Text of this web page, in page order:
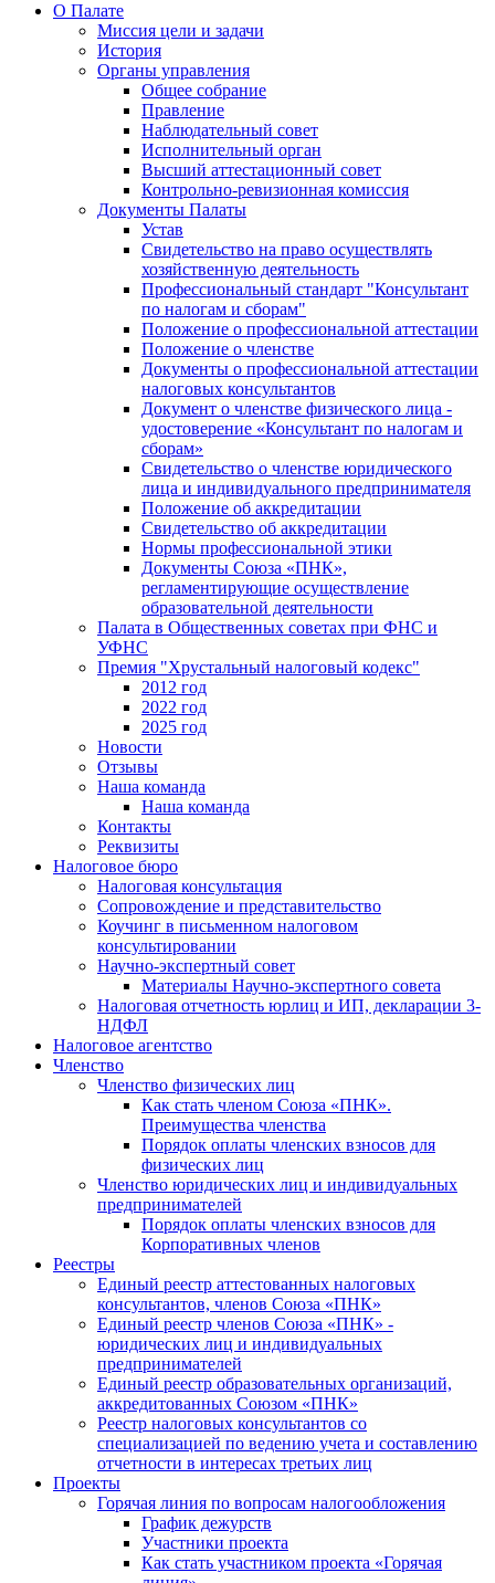
О Палате
Миссия цели и задачи
История
Органы управления
Общее собрание
Правление
Наблюдательный совет
Исполнительный орган
Высший аттестационный совет
Контрольно-ревизионная комиссия
Документы Палаты
Устав
Свидетельство на право осуществлять
хозяйственную деятельность
Профессиональный стандарт "Консультант
по налогам и сборам"
Положение о профессиональной аттестации
Положение о членстве
Документы о профессиональной аттестации
налоговых консультантов
Документ о членстве физического лица -
удостоверение «Консультант по налогам и
сборам»
Свидетельство о членстве юридического
лица и индивидуального предпринимателя
Положение об аккредитации
Свидетельство об аккредитации
Нормы профессиональной этики
Документы Союза «ПНК»,
регламентирующие осуществление
образовательной деятельности
Палата в Общественных советах при ФНС и
УФНС
Премия "Хрустальный налоговый кодекс"
2012 год
2022 год
2025 год
Новости
Отзывы
Наша команда
Наша команда
Контакты
Реквизиты
Налоговое бюро
Налоговая консультация
Cопровождение и представительство
Коучинг в письменном налоговом
консультировании
Научно-экспертный совет
Материалы Научно-экспертного совета
Налоговая отчетность юрлиц и ИП, декларации 3-
НДФЛ
Налоговое агентство
Членство
Членство физических лиц
Как стать членом Союза «ПНК».
Преимущества членства
Порядок оплаты членских взносов для
физических лиц
Членство юридических лиц и индивидуальных
предпринимателей
Порядок оплаты членских взносов для
Корпоративных членов
Реестры
Единый реестр аттестованных налоговых
консультантов, членов Союза «ПНК»
Единый реестр членов Союза «ПНК» -
юридических лиц и индивидуальных
предпринимателей
Единый реестр образовательных организаций,
аккредитованных Союзом «ПНК»
Реестр налоговых консультантов со
специализацией по ведению учета и составлению
отчетности в интересах третьих лиц
Проекты
Горячая линия по вопросам налогообложения
График дежурств
Участники проекта
Как стать участником проекта «Горячая